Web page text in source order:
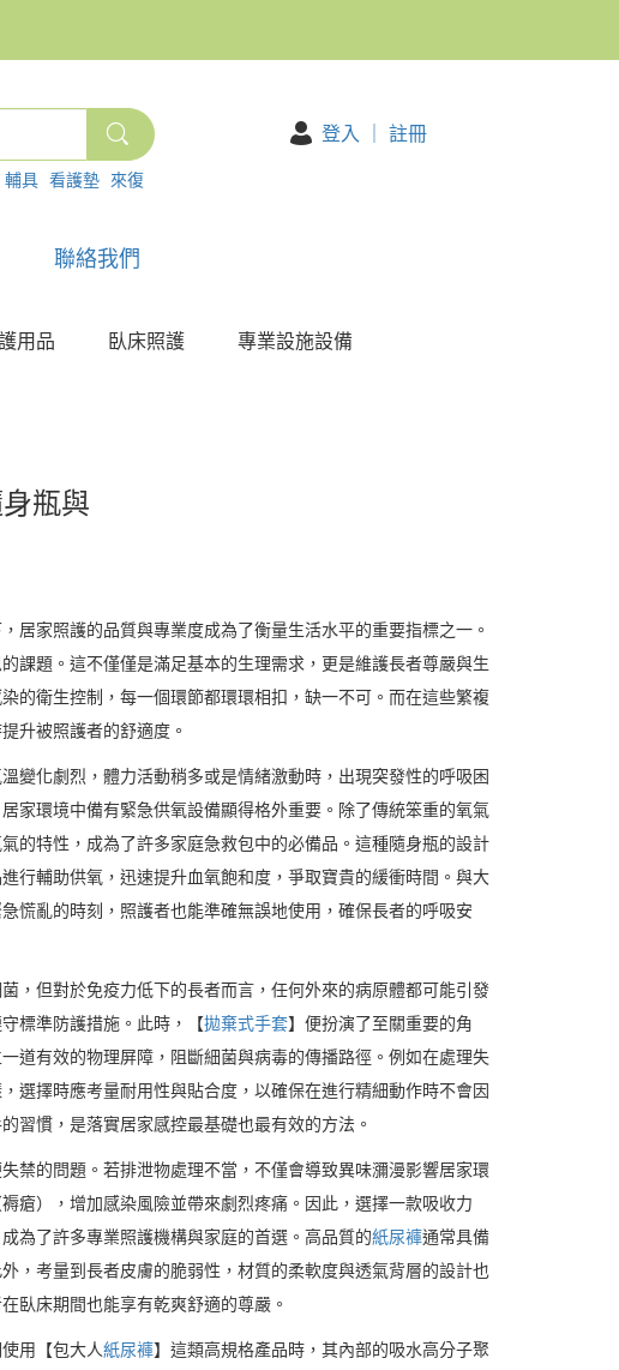
輔具 看護墊 來復
登入 ｜ 註冊
聯絡我們
用品 臥床照護 專業設施設備
瓶與
居家照護的品質與專業度成為了衡量生活水平的重要指標之一。
課題。這不僅僅是滿足基本的生理需求，更是維護長者尊嚴與生
的衛生控制，每一個環節都環環相扣，缺一不可。而在這些繁複
升被照護者的舒適度。
變化劇烈，體力活動稍多或是情緒激動時，出現突發性的呼吸困
家環境中備有緊急供氧設備顯得格外重要。除了傳統笨重的氧氣
的特性，成為了許多家庭急救包中的必備品。這種隨身瓶的設計
行輔助供氧，迅速提升血氧飽和度，爭取寶貴的緩衝時間。與大
慌亂的時刻，照護者也能準確無誤地使用，確保長者的呼吸安
，但對於免疫力低下的長者而言，任何外來的病原體都可能引發
標準防護措施。此時，【拋棄式手套】便扮演了至關重要的角
道有效的物理屏障，阻斷細菌與病毒的傳播路徑。例如在處理失
選擇時應考量耐用性與貼合度，以確保在進行精細動作時不會因
習慣，是落實居家感控最基礎也最有效的方法。
禁的問題。若排泄物處理不當，不僅會導致異味瀰漫影響居家環
瘡），增加感染風險並帶來劇烈疼痛。因此，選擇一款吸收力
為了許多專業照護機構與家庭的首選。高品質的紙尿褲通常具備
，考量到長者皮膚的脆弱性，材質的柔軟度與透氣背層的設計也
臥床期間也能享有乾爽舒適的尊嚴。
用【包大人紙尿褲】這類高規格產品時，其內部的吸水高分子聚